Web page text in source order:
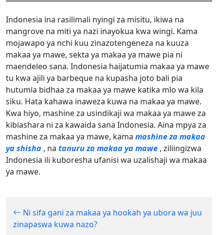
Indonesia ina rasilimali nyingi za misitu, ikiwa na
mangrove na miti ya nazi inayokua kwa wingi. Kama
mojawapo ya nchi kuu zinazotengeneza na kuuza
makaa ya mawe, sekta ya makaa ya mawe pia ni
maendeleo sana. Indonesia haijatumia makaa ya mawe
tu kwa ajili ya barbeque na kupasha joto bali pia
hutumia bidhaa za makaa ya mawe katika mlo wa kila
siku. Hata kahawa inaweza kuwa na makaa ya mawe.
Kwa hiyo, mashine za usindikaji wa makaa ya mawe za
kibiashara ni za kawaida sana Indonesia. Aina mpya za
mashine za makaa ya mawe, kama mashine za makaa
ya shisha , na tanuru za makaa ya mawe , ziliingizwa
Indonesia ili kuboresha ufanisi wa uzalishaji wa makaa
ya mawe.
Ni sifa gani za makaa ya hookah ya ubora wa juu
zinapaswa kuwa nazo?